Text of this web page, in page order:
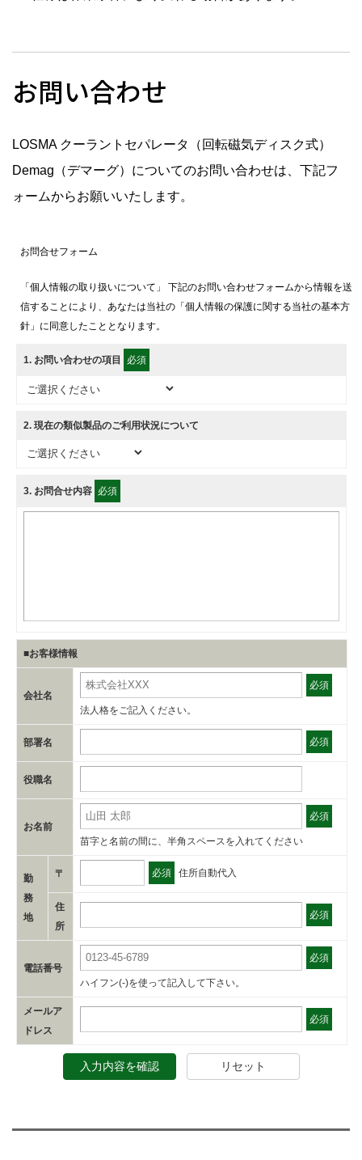
お問い合わせ
LOSMA クーラントセパレータ（回転磁気ディスク式）
Demag（デマーグ）についてのお問い合わせは、下記フ
ォームからお願いいたします。
お問合せフォーム
「個人情報の取り扱いについて」 下記のお問い合わせフォームから情報を送
信することにより、あなたは当社の「個人情報の保護に関する当社の基本方
針」に同意したこととなります。
1. お問い合わせの項目 必須
2. 現在の類似製品のご利用状況について
3. お問合せ内容 必須
■お客様情報
会社名
必須
法人格をご記入ください。
部署名 必須
役職名
お名前
必須
苗字と名前の間に、半角スペースを入れてください
勤
務
地
〒 必須 住所自動代入
住
所
必須
電話番号
必須
ハイフン(-)を使って記入して下さい。
メールア
ドレス
必須
入力内容を確認 リセット